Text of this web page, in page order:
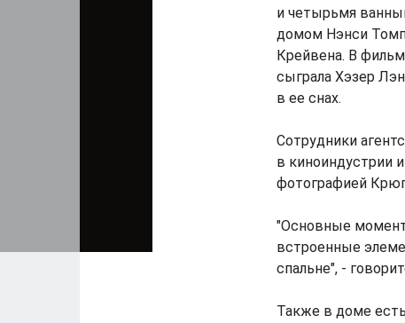
и четырьмя
домом Нэнси
Крейвена. В
сыграла Хэзер
в ее снах.
Сотрудники
в киноиндустрии
фотографией
"Основные
встроенные
спальне", -
Также в доме